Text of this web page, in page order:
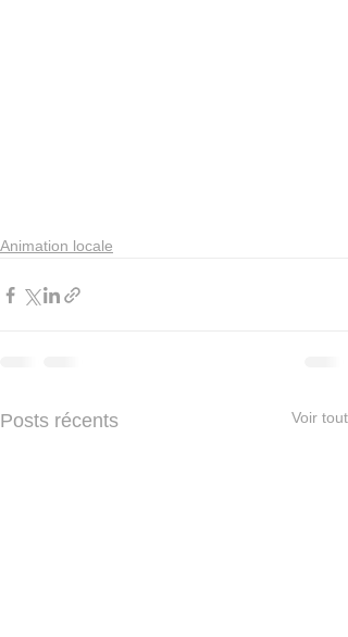
Animation locale
Posts récents Voir tout